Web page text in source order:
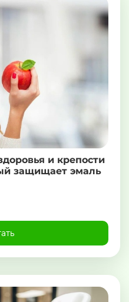
и крепости
защищает эмаль